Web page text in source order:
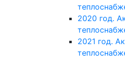
2020 год.
2021 год.